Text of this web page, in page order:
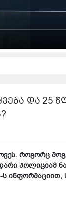
და 25
რო­გორც
პო­ლი­ცი­ამ
ინ­ფორ­მა­ცი­ით,